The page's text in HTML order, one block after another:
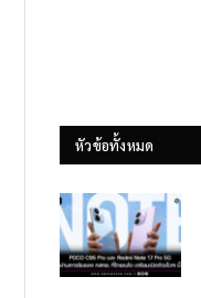
หัวข้อทั้งหมด